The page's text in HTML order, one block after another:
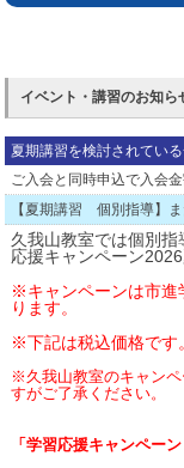
8/23（日）13:00
8/25（火）13:30～
8/26（水）・27（
8/28（金）14:30～
8/29（土）11:00～
8/30（日）13:00
8/31（月）14:30～
上記は8/4時点の予
変更もありえます
イベント・講習のお知ら
夏期講習を検討されてい
ご入会と同時申込で入会
【夏期講習 個別指導】
久我山教室では個別
応援キャンペーン
※キャンペーンは市進
ります。
※下記は税込価格です
※久我山教室のキャンペ
すがご了承ください。
「学習応援キャンペー